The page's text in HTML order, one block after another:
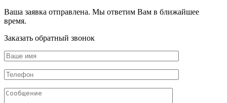
Ваша заявка отправлена. Мы ответим Вам в ближайшее
время.
Заказать обратный звонок